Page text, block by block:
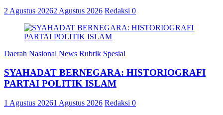
2 Agustus 20262 Agustus 2026 Redaksi 0
Daerah Nasional News Rubrik Spesial
SYAHADAT BERNEGARA: HISTORIOGRAFI
PARTAI POLITIK ISLAM
1 Agustus 20261 Agustus 2026 Redaksi 0